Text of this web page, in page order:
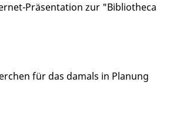
Präsentation zur "Bibliotheca
für das damals in Planung